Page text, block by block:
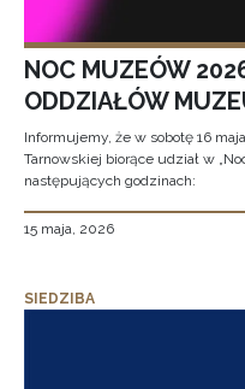
NOC MUZEÓW
ODDZIAŁÓW
Informujemy, że w sobotę 16
Tarnowskiej biorące udział w
następujących godzinach:
15 maja, 2026
SIEDZIBA